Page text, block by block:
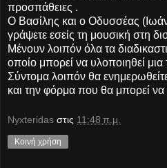
προσπάθειες .
Ο Βασίλης και ο Οδυσσέας
γράψετε εσείς τη μουσική στη
Μένουν λοιπόν όλα τα
οποίο μπορεί να υλοποιηθεί μια
Σύντομα λοιπόν θα
και την φόρμα που θα μπορεί να
Nyxteridas στις 11:48 π.μ.
Κοινή χρήση